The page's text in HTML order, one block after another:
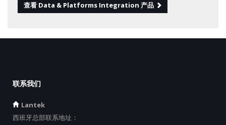
查看 Data & Platforms Integration 产品
联系我们
Lantek
西班牙总部联系地址：